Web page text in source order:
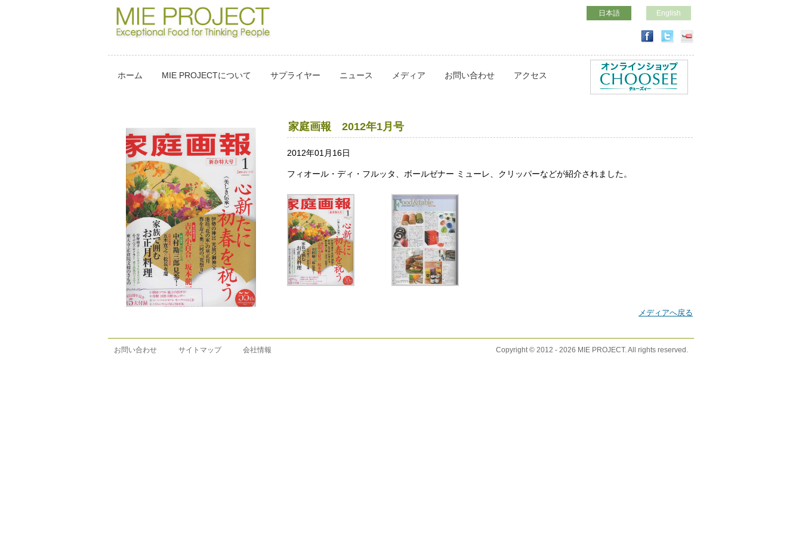
日本語 English
ホーム MIE PROJECTについて サプライヤー ニュース メディア お問い合わせ アクセス
家庭画報 2012年1月号
2012年01月16日
フィオール・ディ・フルッタ、ボールゼナー ミューレ、クリッパーなどが紹介されました。
メディアへ戻る
お問い合わせ サイトマップ 会社情報 Copyright © 2012 - 2026 MIE PROJECT. All rights reserved.